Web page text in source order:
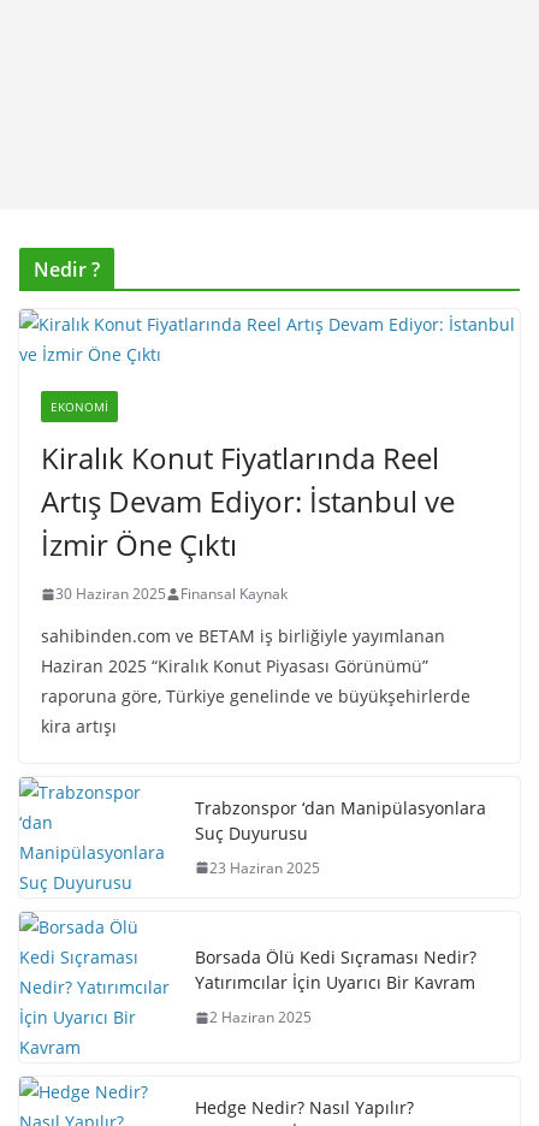
Nedir ?
EKONOMI
Kiralık Konut Fiyatlarında Reel
Artış Devam Ediyor: İstanbul ve
İzmir Öne Çıktı
30 Haziran 2025 Finansal Kaynak
sahibinden.com ve BETAM iş birliğiyle yayımlanan
Haziran 2025 “Kiralık Konut Piyasası Görünümü”
raporuna göre, Türkiye genelinde ve büyükşehirlerde
kira artışı
Trabzonspor ‘dan Manipülasyonlara
Suç Duyurusu
23 Haziran 2025
Borsada Ölü Kedi Sıçraması Nedir?
Yatırımcılar İçin Uyarıcı Bir Kavram
2 Haziran 2025
Hedge Nedir? Nasıl Yapılır?